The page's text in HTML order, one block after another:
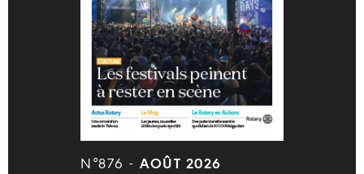
N°876 - AOÛT 2026